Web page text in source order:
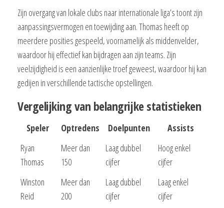
Zijn overgang van lokale clubs naar internationale liga’s toont zijn
aanpassingsvermogen en toewijding aan. Thomas heeft op
meerdere posities gespeeld, voornamelijk als middenvelder,
waardoor hij effectief kan bijdragen aan zijn teams. Zijn
veelzijdigheid is een aanzienlijke troef geweest, waardoor hij kan
gedijen in verschillende tactische opstellingen.
Vergelijking van belangrijke statistieken
Speler Optredens Doelpunten
Assists
Ryan
Thomas
Meer dan
150
Laag dubbel
cijfer
Hoog enkel
cijfer
Winston
Reid
Meer dan
200
Laag dubbel
cijfer
Laag enkel
cijfer